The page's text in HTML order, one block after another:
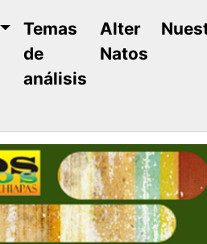
Temas
de
análisis
Alter
Natos